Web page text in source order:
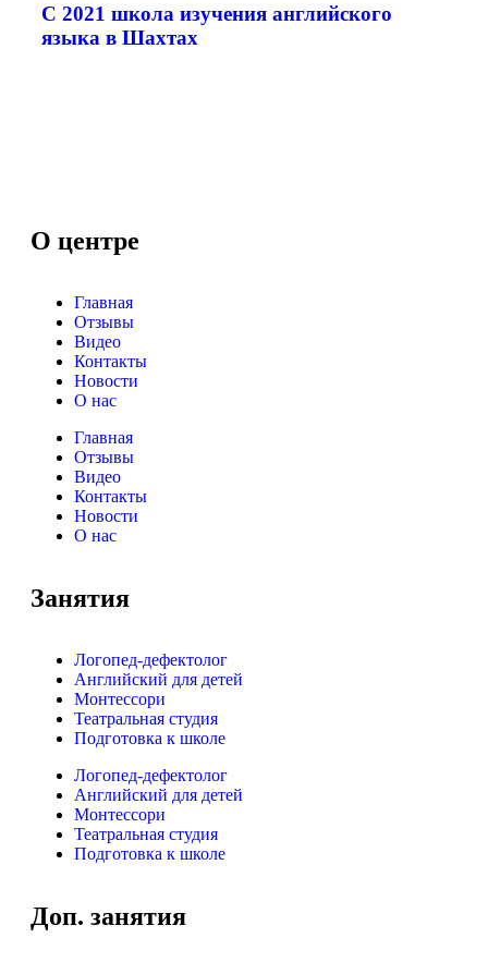
С 2021 школа изучения английского
языка в Шахтах
О центре
Главная
Отзывы
Видео
Контакты
Новости
О нас
Главная
Отзывы
Видео
Контакты
Новости
О нас
Занятия
Логопед-дефектолог
Английский для детей
Монтессори
Театральная студия
Подготовка к школе
Логопед-дефектолог
Английский для детей
Монтессори
Театральная студия
Подготовка к школе
Доп. занятия